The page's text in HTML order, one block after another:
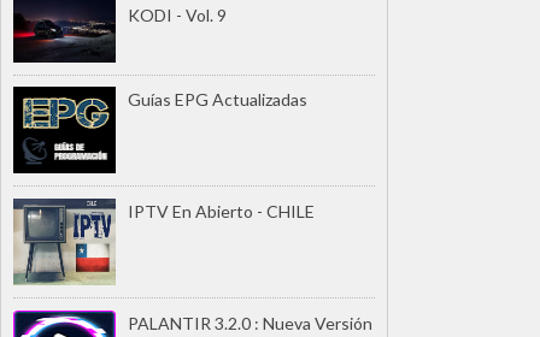
KODI - Vol. 9
Guías EPG Actualizadas
IPTV En Abierto - CHILE
PALANTIR 3.2.0 : Nueva Versión